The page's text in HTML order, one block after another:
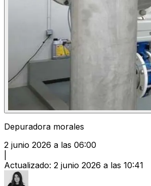
Depuradora morales
2 junio 2026 a las 06:00
Actualizado: 2 junio 2026 a las 10:41